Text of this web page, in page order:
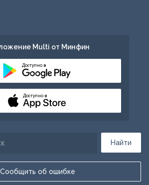
Найти
Сообщить об ошибке
Multi от Минфин
Доступно в
Доступно в